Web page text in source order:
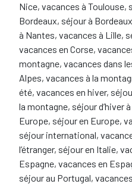
Nice, vacances à Toulouse,
Bordeaux, séjour à
à Nantes, vacances à Lille,
vacances en Corse,
montagne, vacances dans
Alpes, vacances à la
été, vacances en hiver,
la montagne, séjour d’hiver
Europe, séjour en Europe,
séjour international,
l’étranger, séjour en Italie,
Espagne, vacances en
séjour au Portugal,